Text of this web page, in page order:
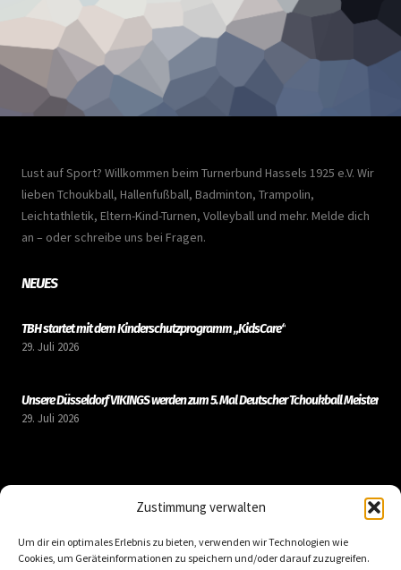
Zustimmung verwalten
Um dir ein optimales Erlebnis zu bieten, verwenden wir Technologien wie
Cookies, um Geräteinformationen zu speichern und/oder darauf zuzugreifen.
Lust auf Sport? Willkommen beim Turnerbund Hassels 1925 e.V. Wir
lieben Tchoukball, Hallenfußball, Badminton, Trampolin,
Leichtathletik, Eltern-Kind-Turnen, Volleyball und mehr. Melde dich
an – oder schreibe uns bei Fragen.
NEUES
TBH startet mit dem Kinderschutzprogramm „KidsCare“
29. Juli 2026
Unsere Düsseldorf VIKINGS werden zum 5. Mal Deutscher Tchoukball Meister
29. Juli 2026
Kontakt